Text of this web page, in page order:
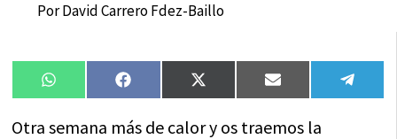
PorDavid Carrero Fdez-Baillo
Compartir
en
WhatsAppCompartir
en
FacebookCompartir
en
X
(Twitter)
Compartir
en
Email
en
Otra semana más de calor y os traemos la